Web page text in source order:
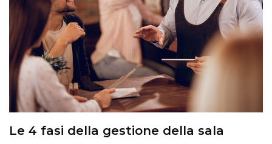
Le 4 fasi della gestione della sala